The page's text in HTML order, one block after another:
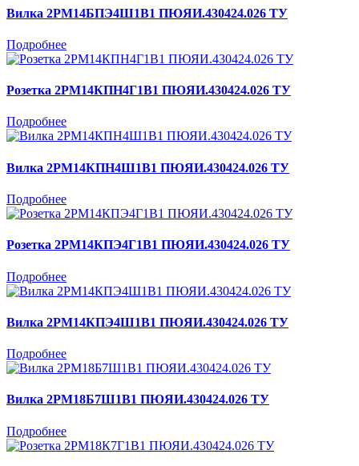
Вилка 2РМ14БПЭ4Ш1В1 ПЮЯИ.430424.026 ТУ
Подробнее
Розетка 2РМ14КПН4Г1В1 ПЮЯИ.430424.026 ТУ
Подробнее
Вилка 2РМ14КПН4Ш1В1 ПЮЯИ.430424.026 ТУ
Подробнее
Розетка 2РМ14КПЭ4Г1В1 ПЮЯИ.430424.026 ТУ
Подробнее
Вилка 2РМ14КПЭ4Ш1В1 ПЮЯИ.430424.026 ТУ
Подробнее
Вилка 2РМ18Б7Ш1В1 ПЮЯИ.430424.026 ТУ
Подробнее